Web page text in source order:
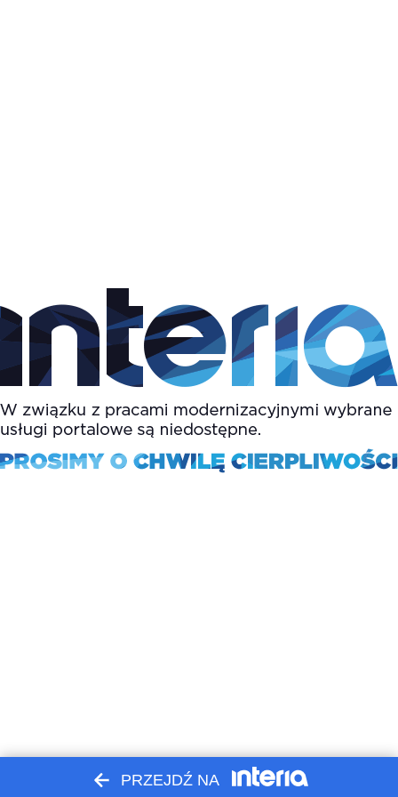
PRZEJDŹ NA